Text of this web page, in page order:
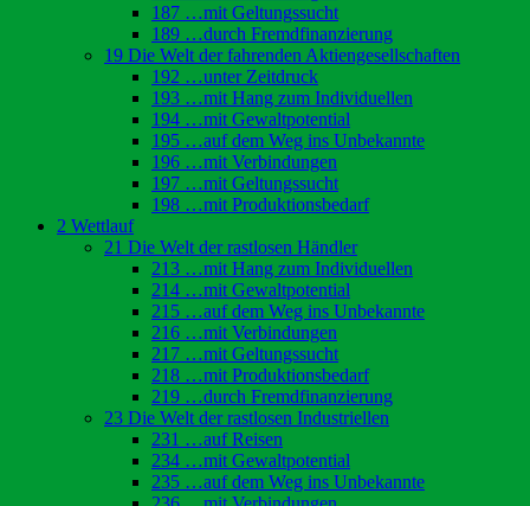
187 …mit Geltungssucht
189 …durch Fremdfinanzierung
19 Die Welt der fahrenden Aktiengesellschaften
192 …unter Zeitdruck
193 …mit Hang zum Individuellen
194 …mit Gewaltpotential
195 …auf dem Weg ins Unbekannte
196 …mit Verbindungen
197 …mit Geltungssucht
198 …mit Produktionsbedarf
2 Wettlauf
21 Die Welt der rastlosen Händler
213 …mit Hang zum Individuellen
214 …mit Gewaltpotential
215 …auf dem Weg ins Unbekannte
216 …mit Verbindungen
217 …mit Geltungssucht
218 …mit Produktionsbedarf
219 …durch Fremdfinanzierung
23 Die Welt der rastlosen Industriellen
231 …auf Reisen
234 …mit Gewaltpotential
235 …auf dem Weg ins Unbekannte